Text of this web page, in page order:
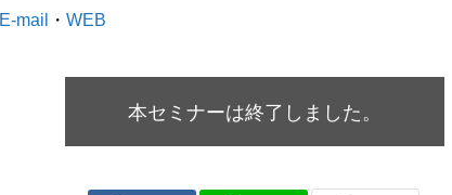
E-mail ・ WEB
本セミナーは終了しました。